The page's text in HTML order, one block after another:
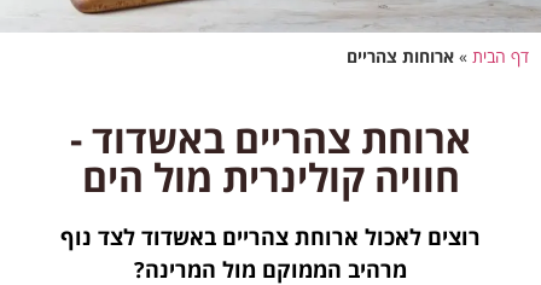
דף הבית » ארוחות צהריים
ארוחת צהריים באשדוד -
חוויה קולינרית מול הים
רוצים לאכול ארוחת צהריים באשדוד לצד נוף
מרהיב הממוקם מול המרינה?